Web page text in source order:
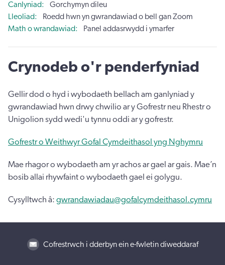
Canlyniad
Gorchymyn dileu
Lleoliad
Roedd hwn yn gwrandawiad o bell gan Zoom
Math o wrandawiad
Panel addasrwydd i ymarfer
Crynodeb o'r penderfyniad
Gellir dod o hyd i wybodaeth bellach am ganlyniad y
gwrandawiad hwn drwy chwilio ar y Gofrestr neu Rhestr o
Unigolion sydd wedi'u tynnu oddi ar y gofrestr.
Gofrestr o Weithwyr Gofal Cymdeithasol yng Nghymru
Mae rhagor o wybodaeth am yr achos ar gael ar gais. Mae’n
bosib allai rhywfaint o wybodaeth gael ei golygu.
Cysylltwch â: gwrandawiadau@gofalcymdeithasol.cymru
Cofrestrwch i dderbyn ein e-fwletin diweddaraf